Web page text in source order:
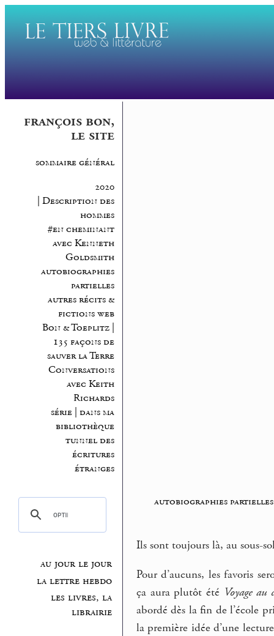
françois bon,
le site
sommaire général
2020
| Description des
hommes
#en cheminant
avec Kenneth
Goldsmith
autobiographies
partielles
autres récits &
fictions web
Bon & Toeplitz |
135 façons de
sauver la Terre
Conversations
avec Keith
Richards
série | dans ma
bibliothèque
tunnel des
écritures
étranges
au jour le jour
la lettre hebdo
les livres, la
librairie
autobiographies partielles
Ils sont toujours là, au sous-
Pour d’aucuns, les favoris
ça aura plutôt été Voyage au
abordé dès la fin de l’école
la première idée d’une